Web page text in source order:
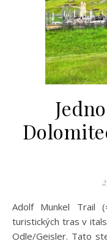
Adolf Munkel Trail (= Weg) je jedna z nejkrásnějších
turistických tras v
Odle/Geisler. Tato